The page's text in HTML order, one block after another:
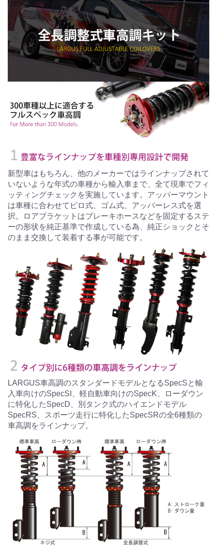
新型車はもちろん、他のメーカーではラインナップされて
いないような年式の車種から輸入車まで、全て現車でフィ
ッティングチェックを実施しています。アッパーマウント
は車種に合わせてピロ式、ゴム式、アッパーレス式を選
択。ロアブラケットはブレーキホースなどを固定するステ
ーの形状を純正基準で作成している為、純正ショックとそ
のまま交換して装着する事が可能です。
LARGUS車高調のスタンダードモデルとなるSpecSと輸
入車向けのSpecSI、軽自動車向けのSpecK、ローダウン
に特化したSpecD、別タンク式のハイエンドモデル
SpecRS、スポーツ走行に特化したSpecSRの全6種類の
車高調をラインナップ。